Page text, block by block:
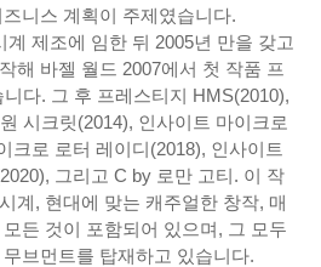
니스 계획이 주제였습니다.
제조에 임한 뒤 2005년 만을 갖고
해 바젤 월드 2007에서 첫 작품 프
다. 그 후 프레스티지 HMS(2010),
시크릿(2014), 인사이트 마이크로
크로 로터 레이디(2018), 인사이트
그리고 C by 로만 고티. 이 작
계, 현대에 맞는 캐주얼한 창작, 매
든 것이 포함되어 있으며, 그 모두
브먼트를 탑재하고 있습니다.